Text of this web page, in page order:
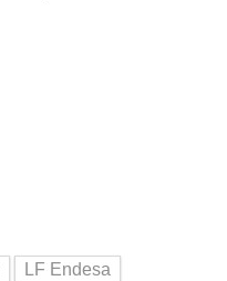
LF Endesa